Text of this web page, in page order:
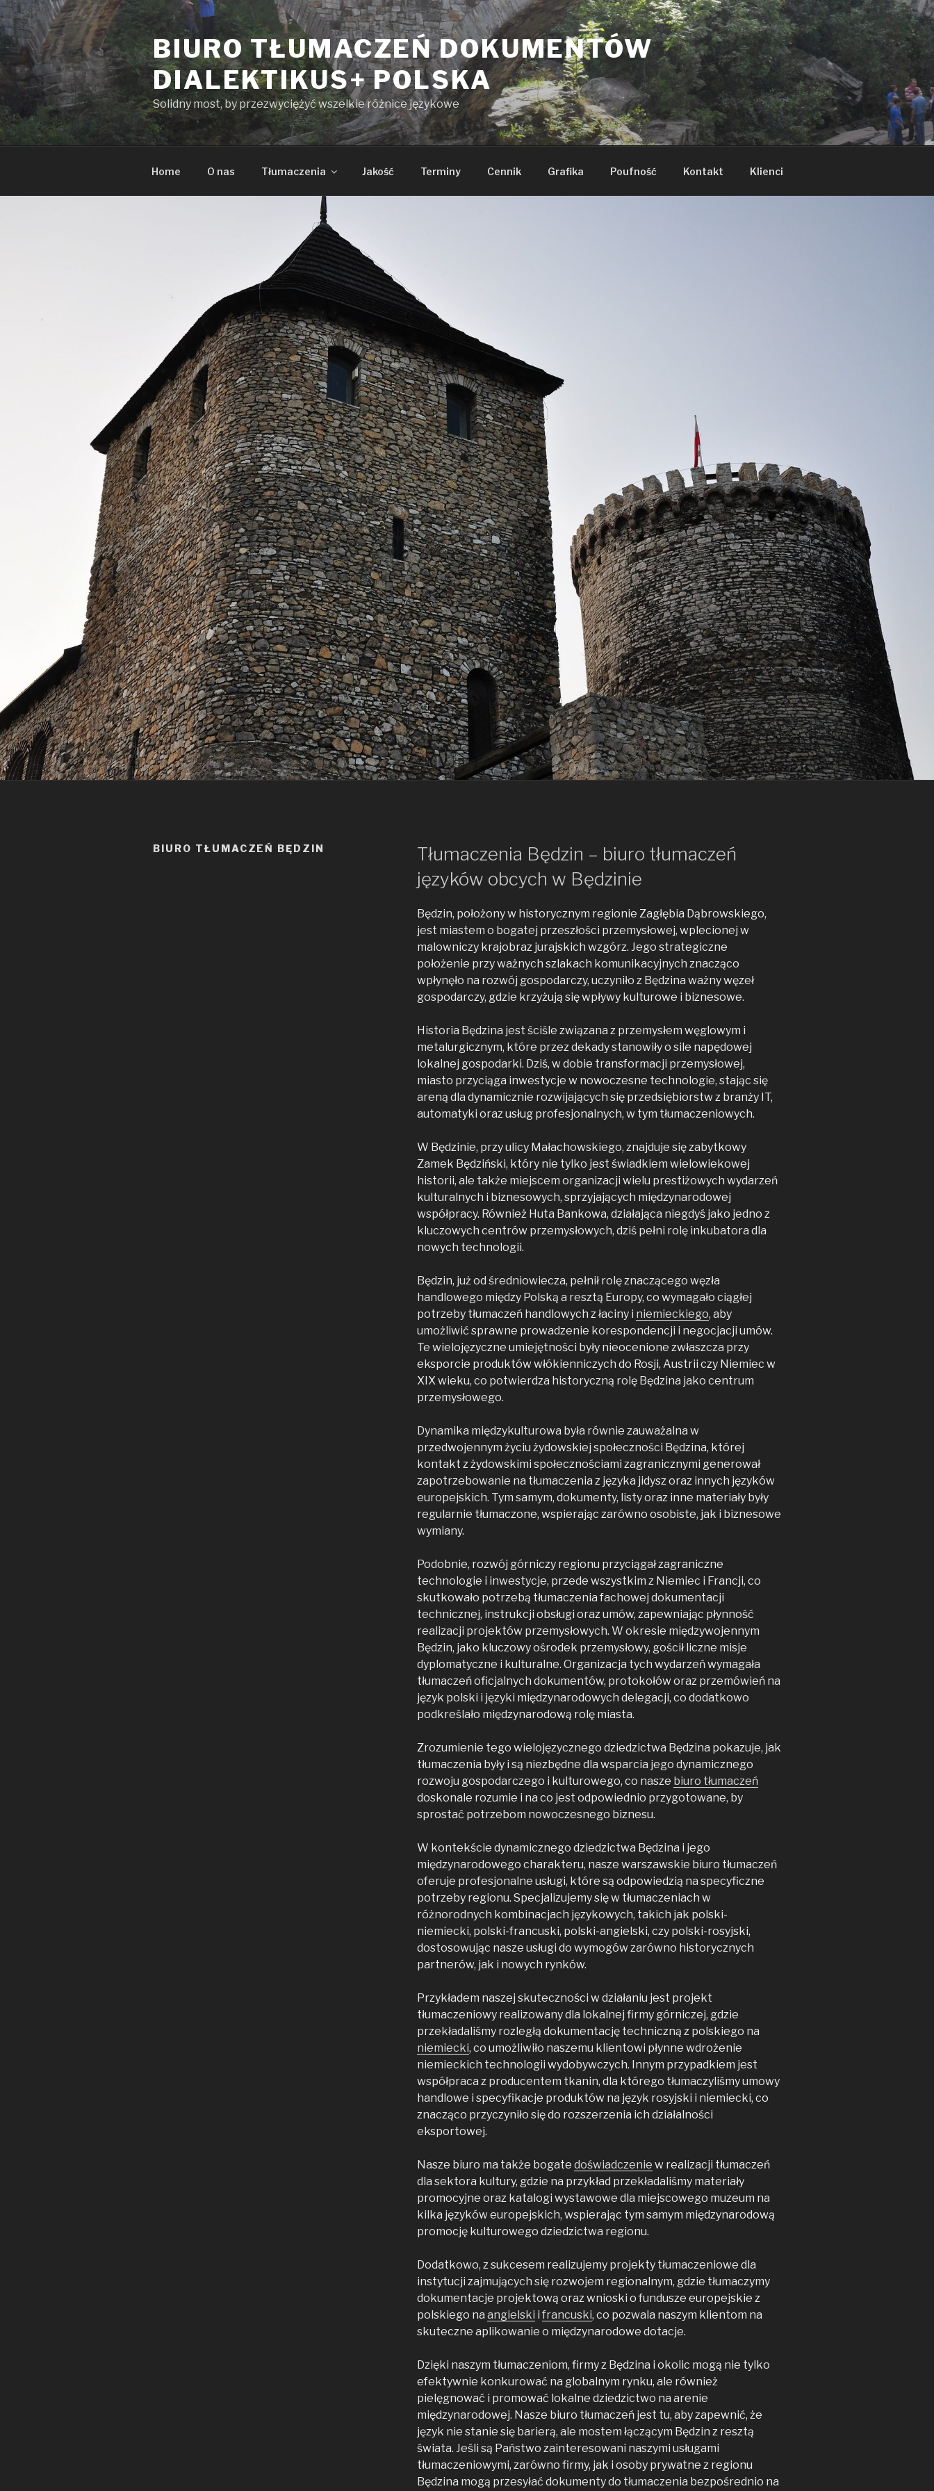
Przeskocz
do
treści
BIURO TŁUMACZEŃ DOKUMENTÓW
DIALEKTIKUS+ POLSKA
Solidny most, by przezwyciężyć wszelkie różnice językowe
Home O nas Tłumaczenia Jakość Terminy Cennik Grafika Poufność Kontakt Klienci
BIURO TŁUMACZEŃ BĘDZIN
Tłumaczenia Będzin – biuro tłumaczeń
języków obcych w Będzinie
Będzin, położony w historycznym regionie Zagłębia Dąbrowskiego,
jest miastem o bogatej przeszłości przemysłowej, wplecionej w
malowniczy krajobraz jurajskich wzgórz. Jego strategiczne
położenie przy ważnych szlakach komunikacyjnych znacząco
wpłynęło na rozwój gospodarczy, uczyniło z Będzina ważny węzeł
gospodarczy, gdzie krzyżują się wpływy kulturowe i biznesowe.
Historia Będzina jest ściśle związana z przemysłem węglowym i
metalurgicznym, które przez dekady stanowiły o sile napędowej
lokalnej gospodarki. Dziś, w dobie transformacji przemysłowej,
miasto przyciąga inwestycje w nowoczesne technologie, stając się
areną dla dynamicznie rozwijających się przedsiębiorstw z branży IT,
automatyki oraz usług profesjonalnych, w tym tłumaczeniowych.
W Będzinie, przy ulicy Małachowskiego, znajduje się zabytkowy
Zamek Będziński, który nie tylko jest świadkiem wielowiekowej
historii, ale także miejscem organizacji wielu prestiżowych wydarzeń
kulturalnych i biznesowych, sprzyjających międzynarodowej
współpracy. Również Huta Bankowa, działająca niegdyś jako jedno z
kluczowych centrów przemysłowych, dziś pełni rolę inkubatora dla
nowych technologii.
Będzin, już od średniowiecza, pełnił rolę znaczącego węzła
handlowego między Polską a resztą Europy, co wymagało ciągłej
potrzeby tłumaczeń handlowych z łaciny i niemieckiego, aby
umożliwić sprawne prowadzenie korespondencji i negocjacji umów.
Te wielojęzyczne umiejętności były nieocenione zwłaszcza przy
eksporcie produktów włókienniczych do Rosji, Austrii czy Niemiec w
XIX wieku, co potwierdza historyczną rolę Będzina jako centrum
przemysłowego.
Dynamika międzykulturowa była równie zauważalna w
przedwojennym życiu żydowskiej społeczności Będzina, której
kontakt z żydowskimi społecznościami zagranicznymi generował
zapotrzebowanie na tłumaczenia z języka jidysz oraz innych języków
europejskich. Tym samym, dokumenty, listy oraz inne materiały były
regularnie tłumaczone, wspierając zarówno osobiste, jak i biznesowe
wymiany.
Podobnie, rozwój górniczy regionu przyciągał zagraniczne
technologie i inwestycje, przede wszystkim z Niemiec i Francji, co
skutkowało potrzebą tłumaczenia fachowej dokumentacji
technicznej, instrukcji obsługi oraz umów, zapewniając płynność
realizacji projektów przemysłowych. W okresie międzywojennym
Będzin, jako kluczowy ośrodek przemysłowy, gościł liczne misje
dyplomatyczne i kulturalne. Organizacja tych wydarzeń wymagała
tłumaczeń oficjalnych dokumentów, protokołów oraz przemówień na
język polski i języki międzynarodowych delegacji, co dodatkowo
podkreślało międzynarodową rolę miasta.
Zrozumienie tego wielojęzycznego dziedzictwa Będzina pokazuje, jak
tłumaczenia były i są niezbędne dla wsparcia jego dynamicznego
rozwoju gospodarczego i kulturowego, co nasze biuro tłumaczeń
doskonale rozumie i na co jest odpowiednio przygotowane, by
sprostać potrzebom nowoczesnego biznesu.
W kontekście dynamicznego dziedzictwa Będzina i jego
międzynarodowego charakteru, nasze warszawskie biuro tłumaczeń
oferuje profesjonalne usługi, które są odpowiedzią na specyficzne
potrzeby regionu. Specjalizujemy się w tłumaczeniach w
różnorodnych kombinacjach językowych, takich jak polski-
niemiecki, polski-francuski, polski-angielski, czy polski-rosyjski,
dostosowując nasze usługi do wymogów zarówno historycznych
partnerów, jak i nowych rynków.
Przykładem naszej skuteczności w działaniu jest projekt
tłumaczeniowy realizowany dla lokalnej firmy górniczej, gdzie
przekładaliśmy rozległą dokumentację techniczną z polskiego na
niemiecki, co umożliwiło naszemu klientowi płynne wdrożenie
niemieckich technologii wydobywczych. Innym przypadkiem jest
współpraca z producentem tkanin, dla którego tłumaczyliśmy umowy
handlowe i specyfikacje produktów na język rosyjski i niemiecki, co
znacząco przyczyniło się do rozszerzenia ich działalności
eksportowej.
Nasze biuro ma także bogate doświadczenie w realizacji tłumaczeń
dla sektora kultury, gdzie na przykład przekładaliśmy materiały
promocyjne oraz katalogi wystawowe dla miejscowego muzeum na
kilka języków europejskich, wspierając tym samym międzynarodową
promocję kulturowego dziedzictwa regionu.
Dodatkowo, z sukcesem realizujemy projekty tłumaczeniowe dla
instytucji zajmujących się rozwojem regionalnym, gdzie tłumaczymy
dokumentacje projektową oraz wnioski o fundusze europejskie z
polskiego na angielski i francuski, co pozwala naszym klientom na
skuteczne aplikowanie o międzynarodowe dotacje.
Dzięki naszym tłumaczeniom, firmy z Będzina i okolic mogą nie tylko
efektywnie konkurować na globalnym rynku, ale również
pielęgnować i promować lokalne dziedzictwo na arenie
międzynarodowej. Nasze biuro tłumaczeń jest tu, aby zapewnić, że
język nie stanie się barierą, ale mostem łączącym Będzin z resztą
świata. Jeśli są Państwo zainteresowani naszymi usługami
tłumaczeniowymi, zarówno firmy, jak i osoby prywatne z regionu
Będzina mogą przesyłać dokumenty do tłumaczenia bezpośrednio na